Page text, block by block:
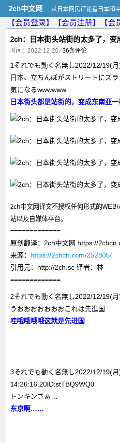
2ch中文网 从日本网民评论看日本和
【会员登录】 【会员注册】
【会
2ch：日本街头站街的太多了，变
时间：2022-12-20 ⁄36条评论
1それでも動く名無し2022/12/19(
日本、立ちんぼがストリートにズ
気になるwwwwww
日本街头都是站街的，变成东南亚
2ch中文网译文不授权任何形式的
站以及自媒体平台。
=============
原创翻译：2ch中文网 https://
来源： https://2chcn.com/252805/
引用元：http://2ch.sc 译者：林
=============
2それでも動く名無し2022/12/19(
うおおおおおおおこれは先進国
哇哦哦哦哦这就是先进国
3それでも動く名無し2022/12/19(月
14:26:16.20ID:stTBQ9WQ0
トンキンさぁ…
东京啊……